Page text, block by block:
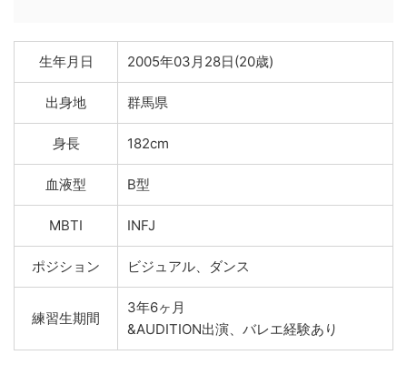
生年月日 2005年03月28日(20歳)
出身地 群馬県
身長 182cm
血液型 B型
MBTI INFJ
ポジション ビジュアル、ダンス
練習生期間
3年6ヶ月
&AUDITION出演、バレエ経験あり